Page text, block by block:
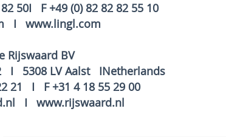
50I F +49 (0) 82 82 82 55 10
I www.lingl.com
Rijswaard BV
I 5308 LV Aalst INetherlands
21 I F +31 4 18 55 29 00
I www.rijswaard.nl